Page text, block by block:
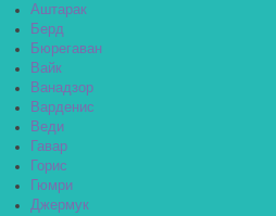
Аштарак
Берд
Бюрегаван
Вайк
Ванадзор
Варденис
Веди
Гавар
Горис
Гюмри
Джермук